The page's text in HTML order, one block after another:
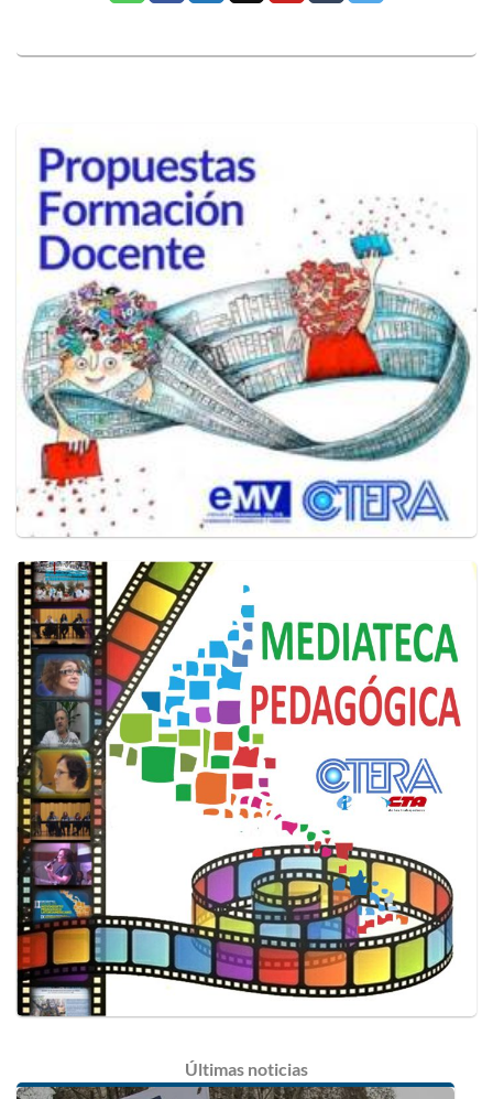
Últimas noticias